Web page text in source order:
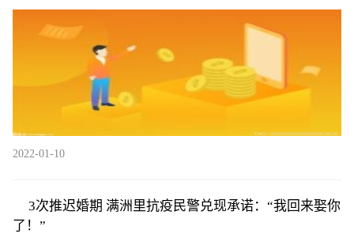
2022-01-10
3次推迟婚期 满洲里抗疫民警兑现承诺：“我回来娶你
了！”